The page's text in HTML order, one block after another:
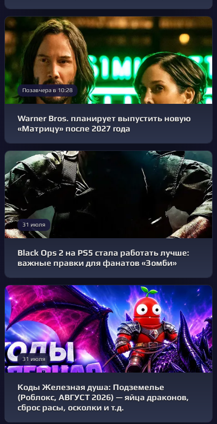
Позавчера в 10:28
Warner Bros. планирует выпустить новую
«Матрицу» после 2027 года
31 июля
Black Ops 2 на PS5 стала работать лучше:
важные правки для фанатов «Зомби»
31 июля
Коды Железная душа: Подземелье
(Роблокс, АВГУСТ 2026) — яйца драконов,
сброс расы, осколки и т.д.